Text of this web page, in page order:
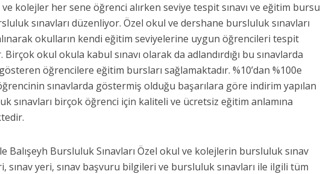
kolejler her sene öğrenci alırken seviye tespit sınavı ve eğitim bursu
sınavları düzenliyor. Özel okul ve dershane bursluluk sınavları
okulların kendi eğitim seviyelerine uygun öğrencileri tespit
Birçok okul okula kabul sınavı olarak da adlandırdığı bu sınavlarda
öğrencilere eğitim bursları sağlamaktadır. %10’dan %100e
sınavlarda göstermiş olduğu başarılara göre indirim yapılan
sınavları birçok öğrenci için kaliteli ve ücretsiz eğitim anlamına
Balışeyh Bursluluk Sınavları Özel okul ve kolejlerin bursluluk sınav
sınav yeri, sınav başvuru bilgileri ve bursluluk sınavları ile ilgili tüm